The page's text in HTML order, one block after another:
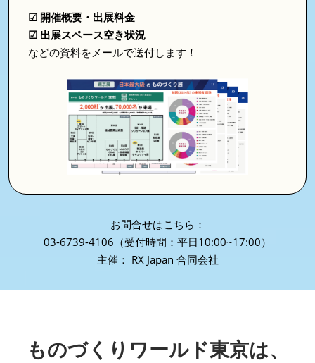
☑ 開催概要・出展料金
☑ 出展スペース空き状況
などの資料をメールで送付します！
お問合せはこちら：
03-6739-4106（受付時間：平日10:00~17:00）
主催： RX Japan 合同会社
ものづくりワールド東京は、